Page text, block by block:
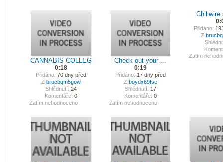
CANNABIS COLLEG
0:18
Přidáno: 70 dny před
Z brucbqm5gow
Shlédnutí: 24
Komentáře: 0
Zatím nehodnoceno
Check out your ...
0:19
Přidáno: 17 dny před
Z boydx69fse
Shlédnutí: 17
Komentáře: 0
Zatím nehodnoceno
Chiliwire
Přidáno:
Z
Zatím